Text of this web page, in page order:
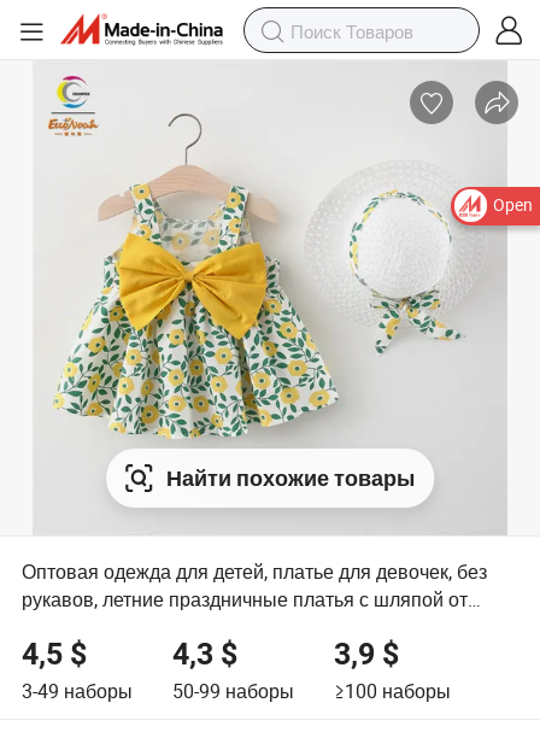
Open
Найти похожие товары
Оптовая одежда для детей, платье для девочек, без
рукавов, летние праздничные платья с шляпой от
4,5 $
3-49 наборы
4,3 $
50-99 наборы
3,9 $
≥100 наборы